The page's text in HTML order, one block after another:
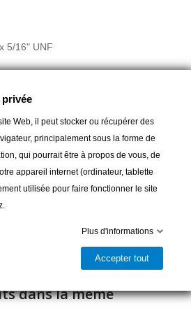
5/16" UNF
au panier
en magasin
dans la même
Web, il peut stocker ou récupérer des
principalement sous la forme de
qui pourrait être à propos de vous, de
appareil internet (ordinateur, tablette
utilisée pour faire fonctionner le site
Plus d'informations
Accepter tout